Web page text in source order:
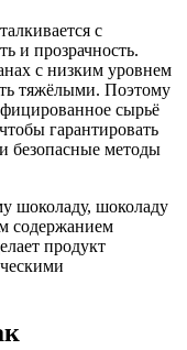
с
и прозрачность.
с низким уровнем
тяжёлыми. Поэтому
сырьё
гарантировать
безопасные методы
шоколаду, шоколаду
содержанием
продукт